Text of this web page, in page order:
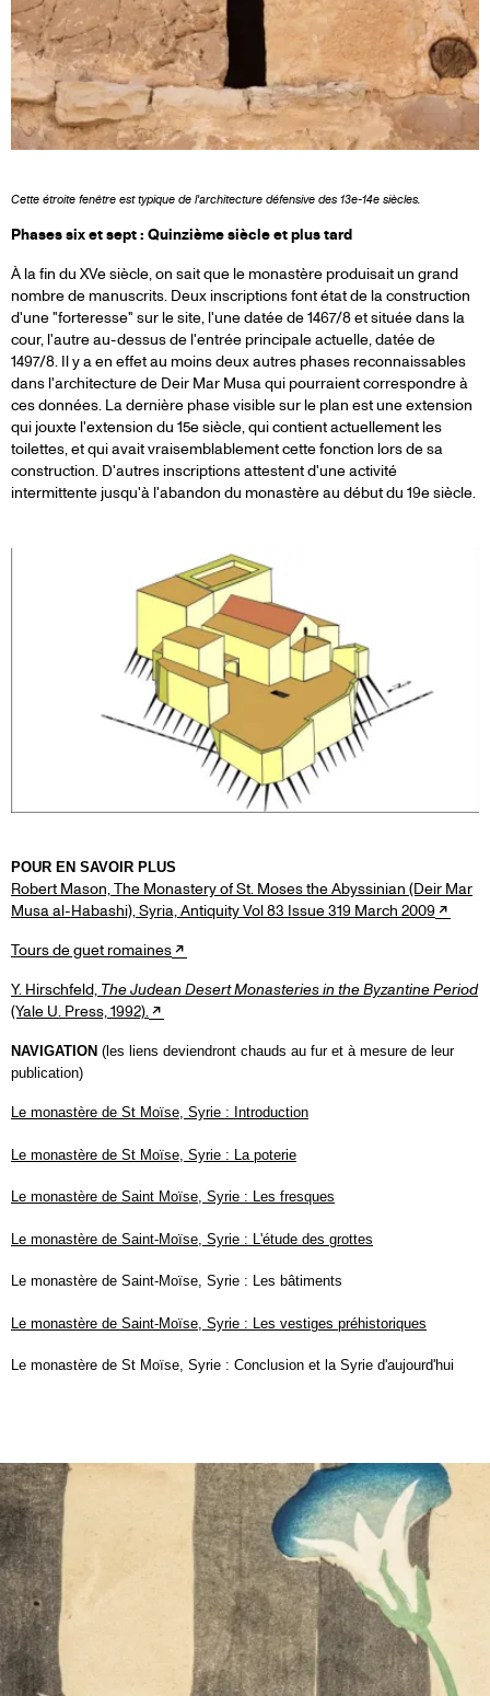
Cette étroite fenêtre est typique de l'architecture défensive des 13e-14e siècles.
Phases six et sept : Quinzième siècle et plus tard
À la fin du XVe siècle, on sait que le monastère produisait un grand
nombre de manuscrits. Deux inscriptions font état de la construction
d'une "forteresse" sur le site, l'une datée de 1467/8 et située dans la
cour, l'autre au-dessus de l'entrée principale actuelle, datée de
1497/8. Il y a en effet au moins deux autres phases reconnaissables
dans l'architecture de Deir Mar Musa qui pourraient correspondre à
ces données. La dernière phase visible sur le plan est une extension
qui jouxte l'extension du 15e siècle, qui contient actuellement les
toilettes, et qui avait vraisemblablement cette fonction lors de sa
construction. D'autres inscriptions attestent d'une activité
intermittente jusqu'à l'abandon du monastère au début du 19e siècle.
POUR EN SAVOIR PLUS
Robert Mason, The Monastery of St. Moses the Abyssinian (Deir Mar
Musa al-Habashi), Syria, Antiquity Vol 83 Issue 319 March 2009
Tours de guet romaines
Y. Hirschfeld, The Judean Desert Monasteries in the Byzantine Period
(Yale U. Press, 1992).
NAVIGATION (les liens deviendront chauds au fur et à mesure de leur
publication)
Le monastère de St Moïse, Syrie : Introduction
Le monastère de St Moïse, Syrie : La poterie
Le monastère de Saint Moïse, Syrie : Les fresques
Le monastère de Saint-Moïse, Syrie : L'étude des grottes
Le monastère de Saint-Moïse, Syrie : Les bâtiments
Le monastère de Saint-Moïse, Syrie : Les vestiges préhistoriques
Le monastère de St Moïse, Syrie : Conclusion et la Syrie d'aujourd'hui